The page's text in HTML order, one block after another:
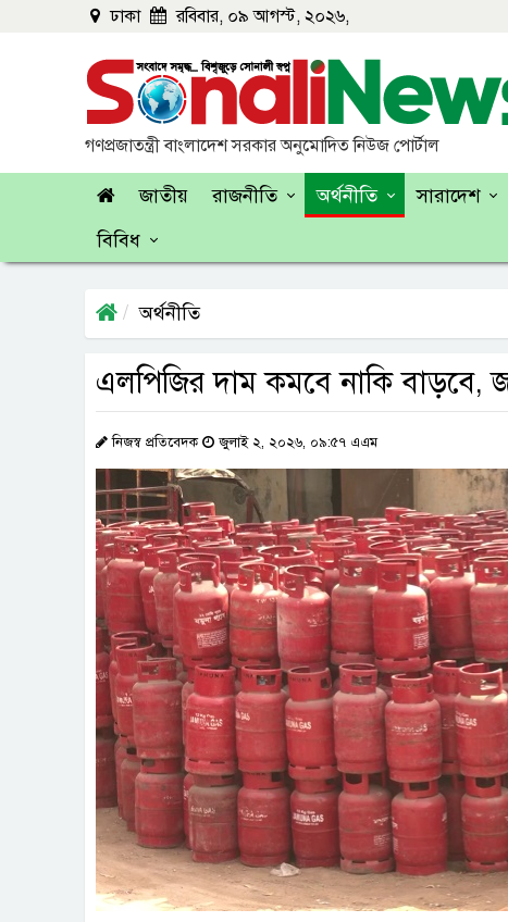
ঢাকা রবিবার, ০৯ আগস্ট, ২০২৬,
গণপ্রজাতন্ত্রী বাংলাদেশ সরকার অনুমোদিত নিউজ পোর্টাল
জাতীয় রাজনীতি অর্থনীতি সারাদেশ
বিবিধ
অর্থনীতি
এলপিজির দাম কমবে নাকি বাড়বে,
নিজস্ব প্রতিবেদক জুলাই ২, ২০২৬, ০৯:৫৭ এএম